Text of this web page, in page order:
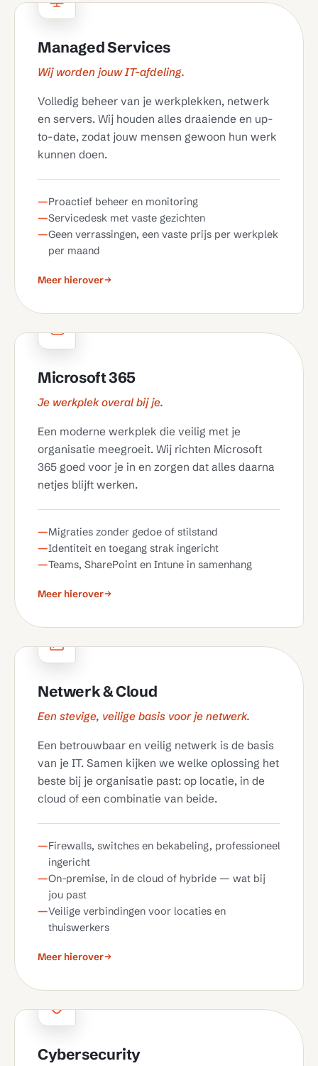
Managed Services
Wij worden jouw IT-afdeling.
Volledig beheer van je werkplekken, netwerk
en servers. Wij houden alles draaiende en up-
to-date, zodat jouw mensen gewoon hun werk
kunnen doen.
Proactief beheer en monitoring
Servicedesk met vaste gezichten
Geen verrassingen, een vaste prijs per werkplek
per maand
Meer hierover
Microsoft 365
Je werkplek overal bij je.
Een moderne werkplek die veilig met je
organisatie meegroeit. Wij richten Microsoft
365 goed voor je in en zorgen dat alles daarna
netjes blijft werken.
Migraties zonder gedoe of stilstand
Identiteit en toegang strak ingericht
Teams, SharePoint en Intune in samenhang
Meer hierover
Netwerk & Cloud
Een stevige, veilige basis voor je netwerk.
Een betrouwbaar en veilig netwerk is de basis
van je IT. Samen kijken we welke oplossing het
beste bij je organisatie past: op locatie, in de
cloud of een combinatie van beide.
Firewalls, switches en bekabeling, professioneel
ingericht
On-premise, in de cloud of hybride — wat bij
jou past
Veilige verbindingen voor locaties en
thuiswerkers
Meer hierover
Cybersecurity